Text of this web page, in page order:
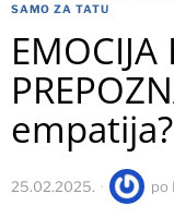
SAMO ZA TATU
empatija?
25.02.2025. po